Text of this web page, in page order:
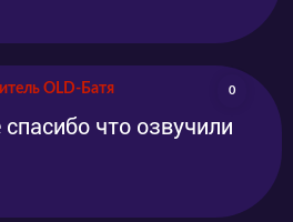
OLD-Батя 0
что озвучили